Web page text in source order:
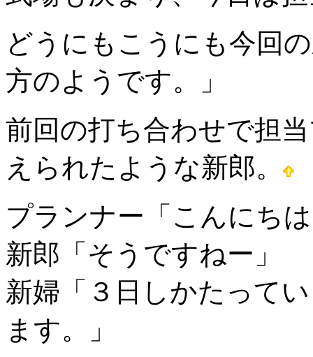
どうにもこうにも今回
方のようです。」
前回の打ち合わせで担
えられたような新郎。
プランナー「こんにち
新郎「そうですねー」
新婦「３日しかたって
ます。」